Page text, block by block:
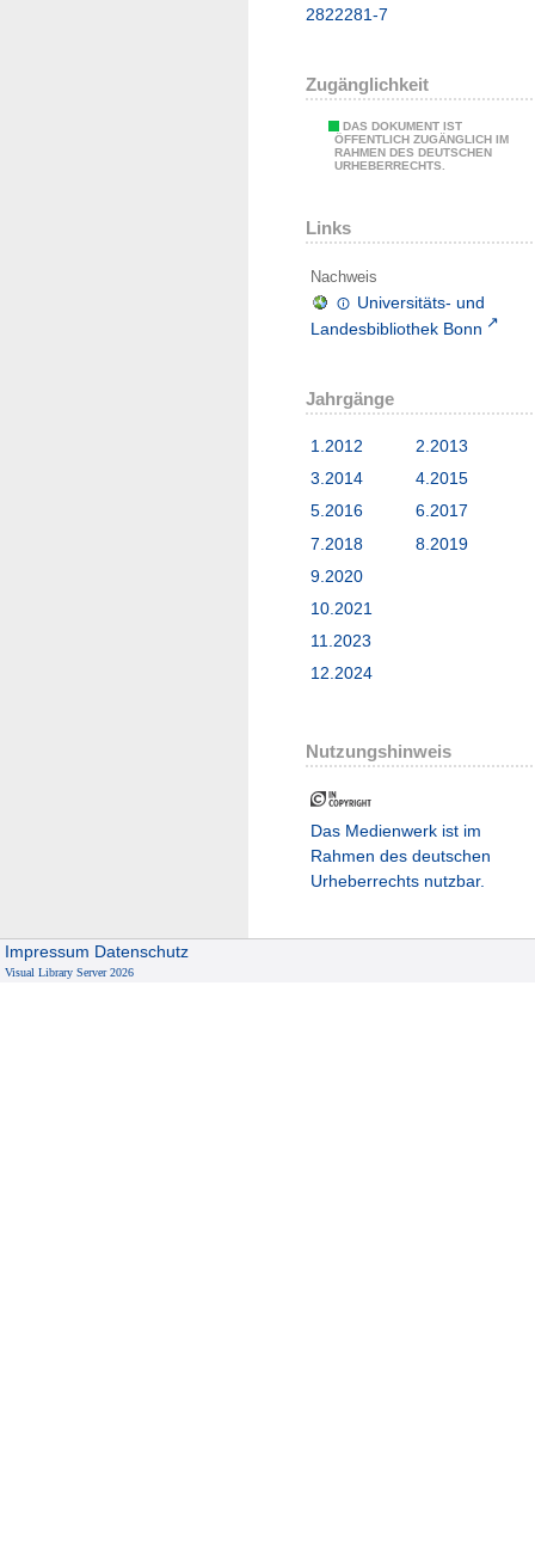
2822281-7
Zugänglichkeit
DAS DOKUMENT IST
ÖFFENTLICH ZUGÄNGLICH IM
RAHMEN DES DEUTSCHEN
URHEBERRECHTS.
Links
Nachweis
Universitäts- und
Landesbibliothek Bonn
Jahrgänge
1.2012
2.2013
3.2014
4.2015
5.2016
6.2017
7.2018
8.2019
9.2020
10.2021
11.2023
12.2024
Nutzungshinweis
Das Medienwerk ist im
Rahmen des deutschen
Urheberrechts nutzbar.
Impressum Datenschutz
Visual Library Server 2026